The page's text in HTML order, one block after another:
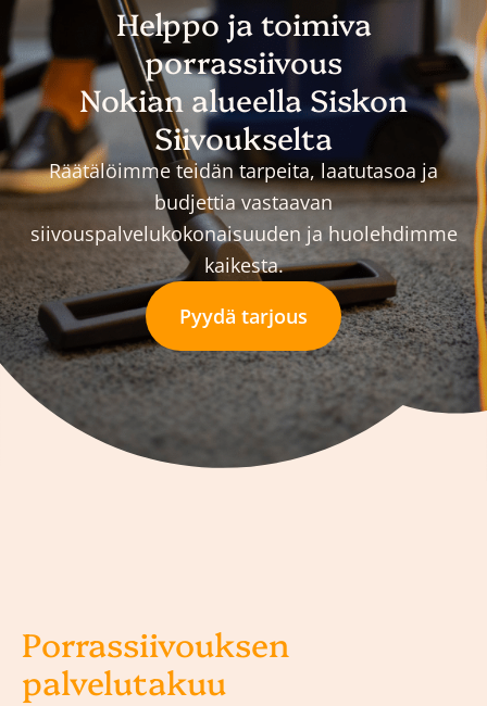
Helppo ja toimiva
porrassiivous
Nokian alueella Siskon
Siivoukselta
Räätälöimme teidän tarpeita, laatutasoa ja
budjettia vastaavan
siivouspalvelukokonaisuuden ja huolehdimme
kaikesta.
Pyydä tarjous
Porrassiivouksen
palvelutakuu